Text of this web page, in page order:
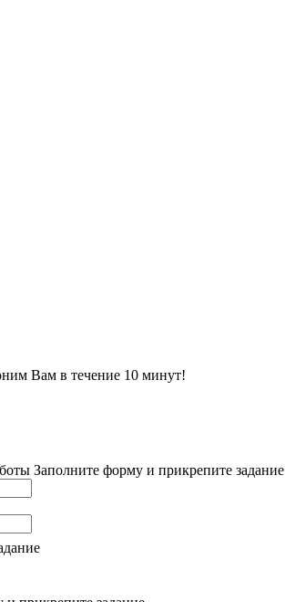
Вам в течение 10 минут!
Заполните форму и прикрепите задание